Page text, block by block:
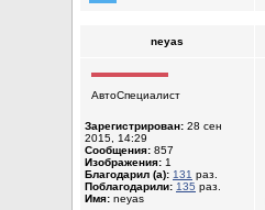
neyas
АвтоСпециалист
Зарегистрирован: 28 сен
2015, 14:29
Сообщения: 857
Изображения: 1
Благодарил (а): 131 раз.
Поблагодарили: 135 раз.
Имя: neyas